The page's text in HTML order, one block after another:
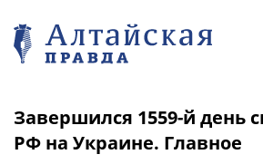
Завершился 1559-й день
РФ на Украине. Главное